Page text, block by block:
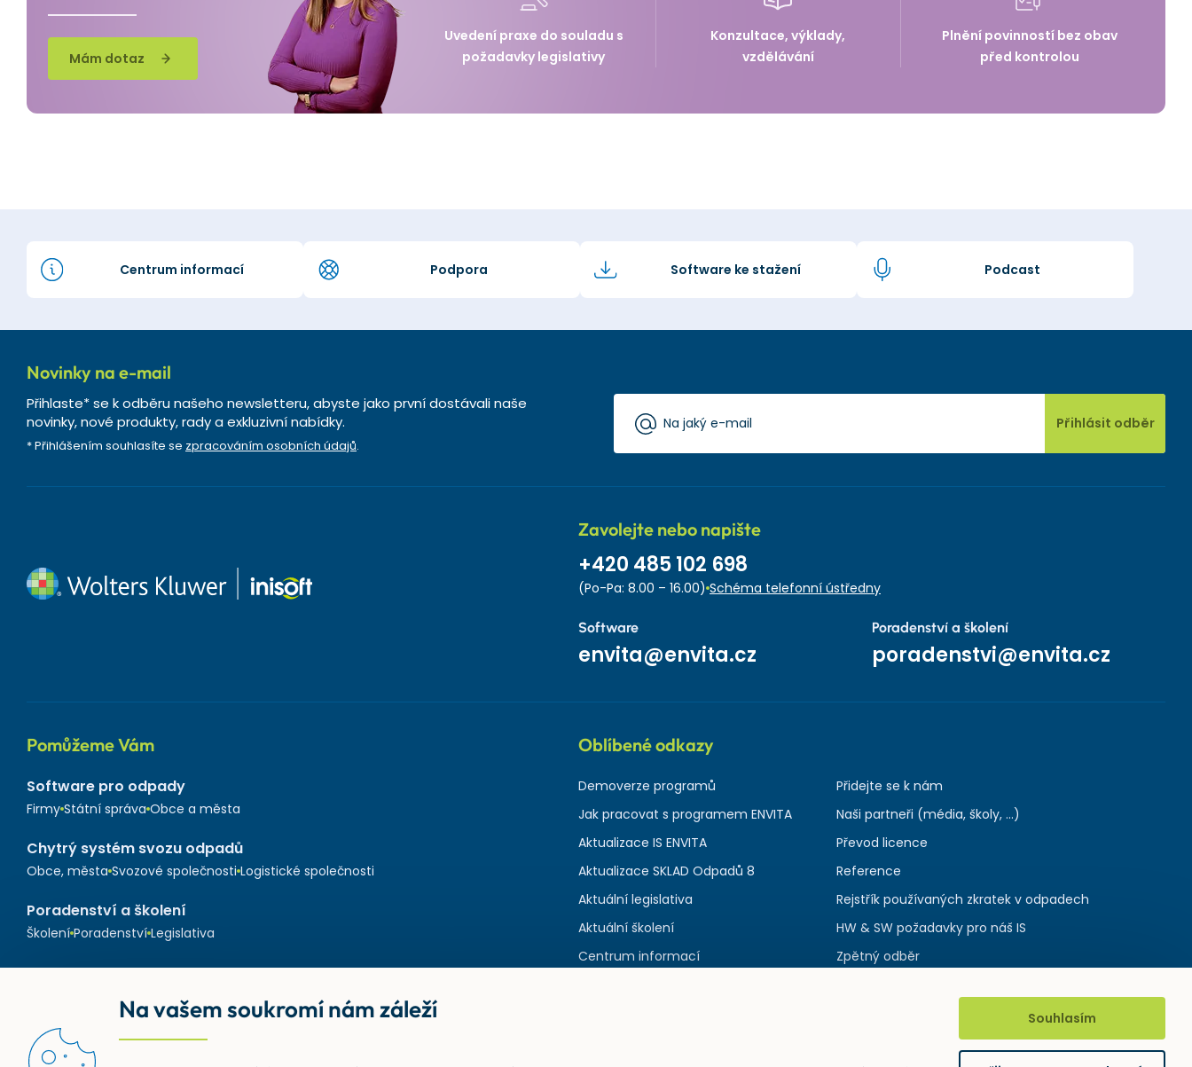
Mám dotaz
Uvedení praxe do souladu s
požadavky legislativy
Konzultace, výklady,
vzdělávání
Plnění povinností bez obav
před kontrolou
Centrum informací Podpora Software ke stažení Podcast
Novinky na e-mail
Přihlaste* se k odběru našeho newsletteru, abyste jako první dostávali naše
novinky, nové produkty, rady a exkluzivní nabídky.
* Přihlášením souhlasíte se zpracováním osobních údajů.
Přihlásit odběr
Zavolejte nebo napište
+420 485 102 698
(Po-Pa: 8.00 – 16.00) Schéma telefonní ústředny
Software
envita@envita.cz
Poradenství a školení
poradenstvi@envita.cz
Pomůžeme Vám
Software pro odpady
Firmy Státní správa Obce a města
Chytrý systém svozu odpadů
Obce, města Svozové společnosti Logistické společnosti
Poradenství a školení
Školení Poradenství Legislativa
Oblíbené odkazy
Demoverze programů
Jak pracovat s programem ENVITA
Aktualizace IS ENVITA
Aktualizace SKLAD Odpadů 8
Aktuální legislativa
Aktuální školení
Centrum informací
Přidejte se k nám
Naši partneři (média, školy, ...)
Převod licence
Reference
Rejstřík používaných zkratek v odpadech
HW & SW požadavky pro náš IS
Zpětný odběr
Na vašem soukromí nám záleží Souhlasím